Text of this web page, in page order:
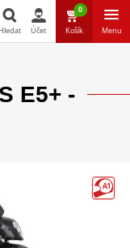
Hledat Účet
0
Košík Menu
E5+ -